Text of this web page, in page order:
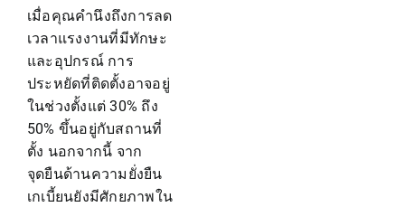
เมื่อคุณคำนึงถึงการลด
เวลาแรงงานที่มีทักษะ
และอุปกรณ์ การ
ประหยัดที่ติดตั้งอาจอยู่
ในช่วงตั้งแต่ 30% ถึง
50% ขึ้นอยู่กับสถานที่
ตั้ง นอกจากนี้ จาก
จุดยืนด้านความยั่งยืน
เกเบี้ยนยังมีศักยภาพใน